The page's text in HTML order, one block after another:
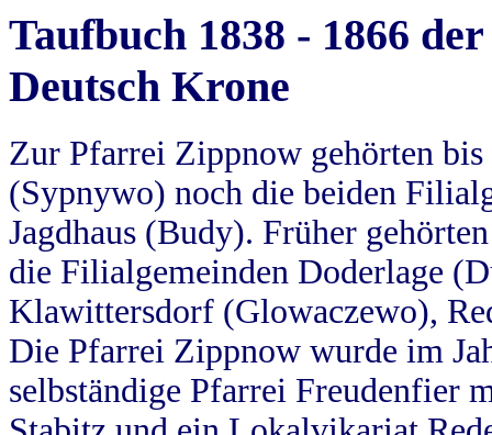
Taufbuch 1838 - 1866
Deutsch Krone
Zur Pfarrei Zippnow gehörten
(Sypnywo) noch die beiden
Jagdhaus (Budy). Früher
die Filialgemeinden Doderlage
Klawittersdorf (Glowaczewo),
Die Pfarrei Zippnow wurde im
selbständige Pfarrei Freudenfier